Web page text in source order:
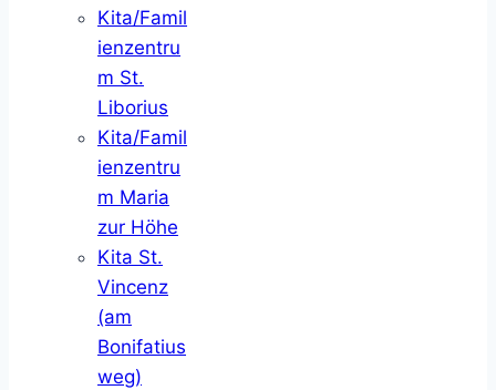
Kita/Famil
ienzentru
m St.
Liborius
Kita/Famil
ienzentru
m Maria
zur Höhe
Kita St.
Vincenz
(am
Bonifatius
weg)